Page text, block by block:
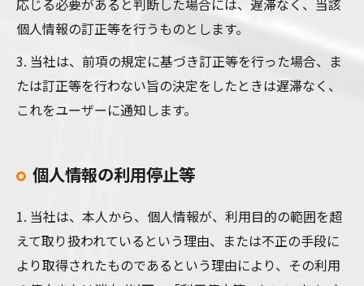
応じる必要があると判断した場合には、遅滞なく、当該
個人情報の訂正等を行うものとします。
3. 当社は、前項の規定に基づき訂正等を行った場合、ま
たは訂正等を行わない旨の決定をしたときは遅滞なく、
これをユーザーに通知します。
個人情報の利用停止等
1. 当社は、本人から、個人情報が、利用目的の範囲を超
えて取り扱われているという理由、または不正の手段に
より取得されたものであるという理由により、その利用